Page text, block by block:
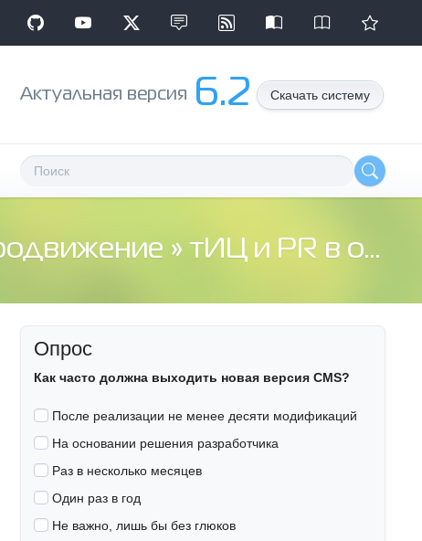
Aктуальная версия 6.2 Скачать систему
» тИЦ и PR в одном флаконе
Опрос
Как часто должна выходить новая версия CMS?
После реализации не менее десяти модификаций
На основании решения разработчика
Раз в несколько месяцев
Один раз в год
Не важно, лишь бы без глюков